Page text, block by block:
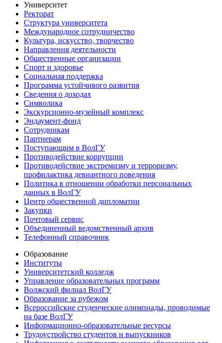
Университет
Ректорат
Структура университета
Международное сотрудничество
Культура, искусство, творчество
Направления деятельности
Общественные организации
Спорт и здоровье
Социальная поддержка
Программа устойчивого развития
Сведения о доходах
Символика
Экскурсионно-музейный комплекс
Эндаумент-фонд
Сотрудникам
Партнерам
Поступающим в ВолГУ
Противодействие коррупции
Противодействие экстремизму и терроризму,
профилактика девиантного поведения
Политика в отношении обработки персональных
данных в ВолГУ
Центр общественной дипломатии
Закупки
Почтовый сервис
Объединенный ведомственный архив
Телефонный справочник
Образование
Институты
Университетский колледж
Управление образовательных программ
Волжский филиал ВолГУ
Образование за рубежом
Всероссийские студенческие олимпиады, проводимые
на базе ВолГУ
Информационно-образовательные ресурсы
Трудоустройство студентов и выпускников